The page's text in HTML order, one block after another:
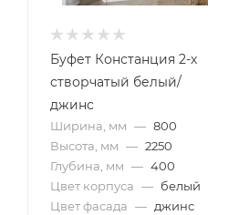
Буфет Констанция 2-х
створчатый белый/
джинс
Ширина, мм — 800
Высота, мм — 2250
Глубина, мм — 400
Цвет корпуса — белый
Цвет фасада — джинс